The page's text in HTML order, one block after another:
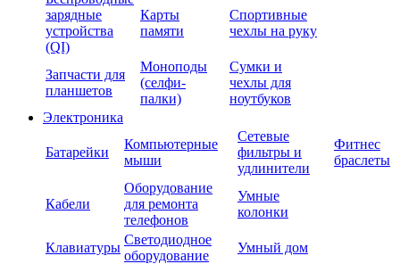
зарядные
устройства
(QI)
Карты
памяти
Спортивные
чехлы на руку
Запчасти для
планшетов
Моноподы
(селфи-
палки)
Сумки и
чехлы для
ноутбуков
Электроника
Батарейки
Компьютерные
мыши
Сетевые
фильтры и
удлинители
Фитнес
браслеты
Кабели
Оборудование
для ремонта
телефонов
Умные
колонки
Клавиатуры
Светодиодное
оборудование
Умный дом